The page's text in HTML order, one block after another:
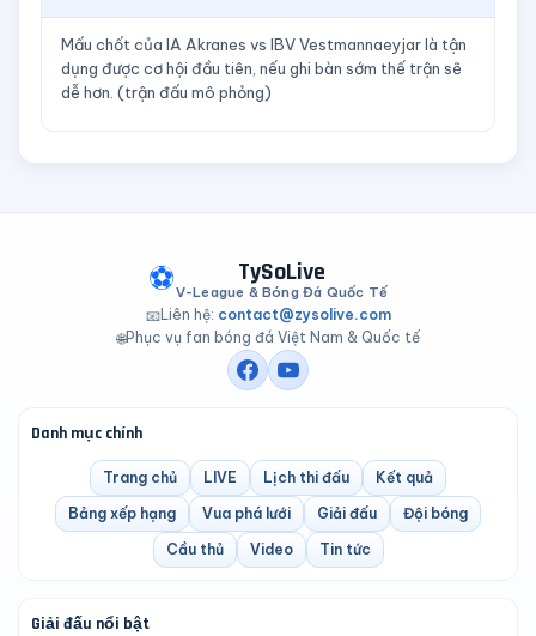
Mấu chốt của IA Akranes vs IBV Vestmannaeyjar là tận
dụng được cơ hội đầu tiên, nếu ghi bàn sớm thế trận sẽ
dễ hơn. (trận đấu mô phỏng)
⚽ TySoLive
V-League & Bóng Đá Quốc Tế
📧Liên hệ: contact@zysolive.com
🌐Phục vụ fan bóng đá Việt Nam & Quốc tế
Danh mục chính
Trang chủ LIVE Lịch thi đấu
Kết quả
Bảng xếp hạng
Vua phá lưới Giải đấu
Đội bóng
Cầu thủ
Video Tin tức
Giải đấu nổi bật